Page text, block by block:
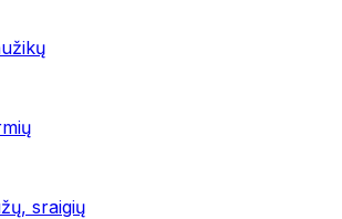
sraigių